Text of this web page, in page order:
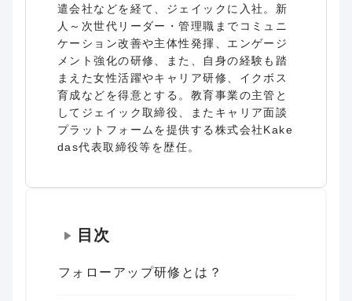
遣会社などを経て、ジェイックに入社。新
人～次世代リーダー・管理職までコミュニ
ケーション改善や主体性発揮、エンゲージ
メント強化の研修、また、自身の経験も踏
まえた女性活躍やキャリア研修、イクボス
育成などを得意とする。教育事業の主管と
してジェイック取締役、またキャリア面談
プラットフォームを提供する株式会社Kake
das代表取締役等を歴任。
目次
フォローアップ研修とは？